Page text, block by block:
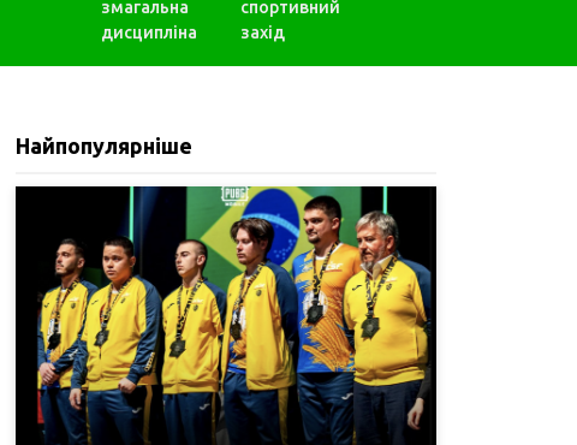
змагальна
дисципліна
спортивний
захід
Найпопулярніше